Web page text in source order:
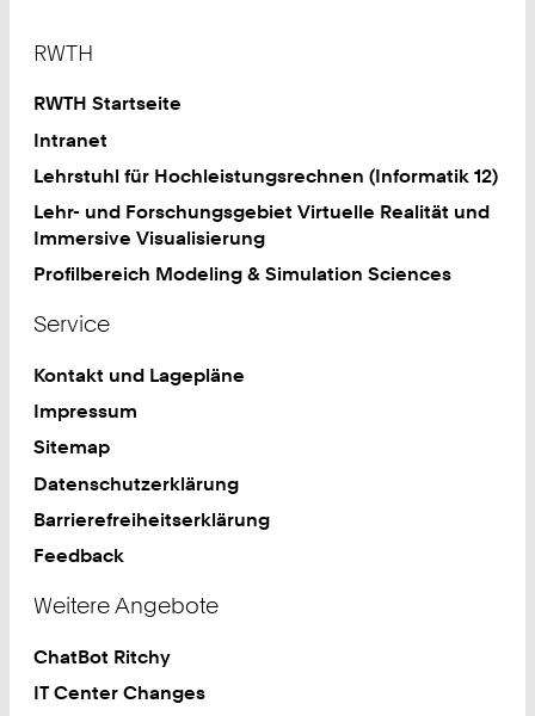
0
9
5
2
RWTH
RWTH Startseite
Intranet
Lehrstuhl für Hochleistungsrechnen (Informatik 12)
Lehr- und Forschungsgebiet Virtuelle Realität und
Immersive Visualisierung
Profilbereich Modeling & Simulation Sciences
Service
Kontakt und Lagepläne
Impressum
Sitemap
Datenschutzerklärung
Barrierefreiheitserklärung
Feedback
Weitere Angebote
ChatBot Ritchy
IT Center Changes